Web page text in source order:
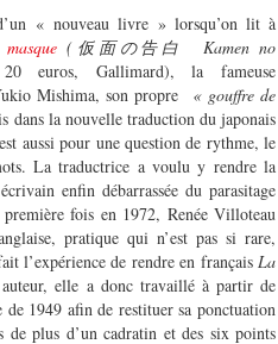
« nouveau livre » lorsqu’on lit à
(仮面の告白
Kamen no
euros, Gallimard), la fameuse
Mishima, son propre « gouffre de
dans la nouvelle traduction du japonais
aussi pour une question de rythme, le
La traductrice a voulu y rendre la
enfin débarrassée du parasitage
fois en 1972, Renée Villoteau
pratique qui n’est pas si rare,
l’expérience de rendre en français La
elle a donc travaillé à partir de
1949 afin de restituer sa ponctuation
de plus d’un cadratin et des six points